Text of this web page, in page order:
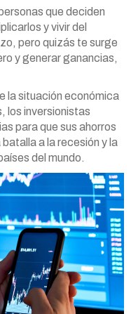
que deciden
y vivir del
pero quizás te surge
y generar ganancias,
la situación económica
los inversionistas
para que sus ahorros
a la recesión y la
del mundo.